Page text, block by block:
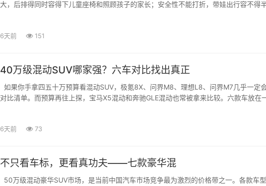
大，后排得同时容得下儿童座椅和照顾孩子的家长；安全性不能打折，带娃出行容不得
6天前 151
40万级混动SUV哪家强？六车对比找出真正
如果你手拿四五十万预算看混动SUV，极氪8X、问界M8、理想L8、问界M7几乎一定
对比清单。而预算再往上探，宝马X5混动和奔驰GLE混动也常被拿来比较。六款车放在
6天前 73
不只看车标，更看真功夫——七款豪华混
50万级混动豪华SUV市场，是当前中国汽车市场竞争最为激烈的价格带之一。各款车